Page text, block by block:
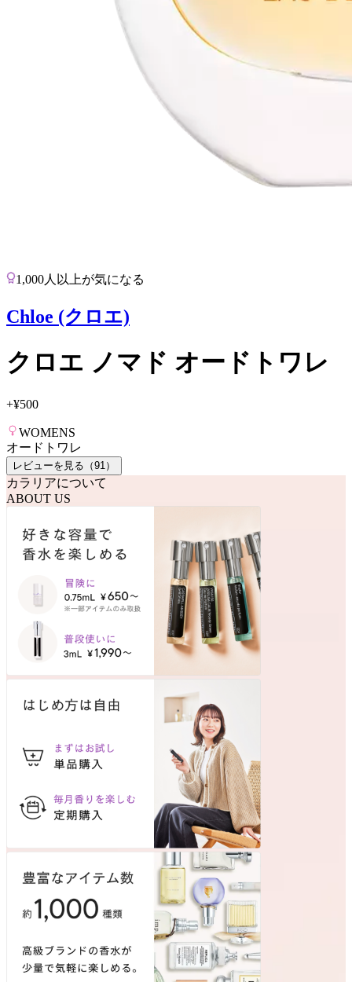
1,000人以上が気になる
Chloe (クロエ)
クロエ ノマド オードトワレ
+¥500
WOMENS
オードトワレ
レビューを見る（91 ）
カラリアについて
ABOUT US